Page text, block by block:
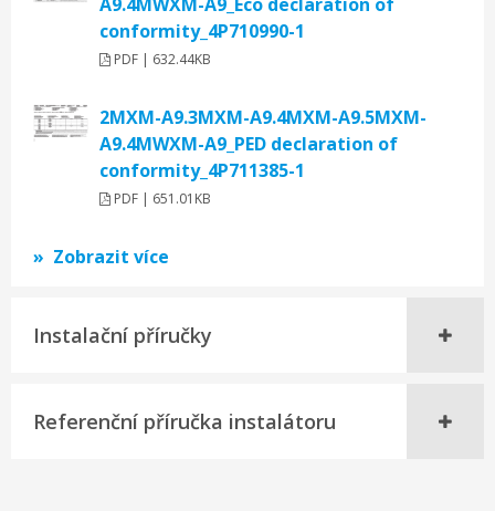
conformity_4P710990-1
PDF | 632.44KB
2MXM-A9.3MXM-A9.4MXM-A9.5MXM-
A9.4MWXM-A9_PED declaration of
conformity_4P711385-1
PDF | 651.01KB
Zobrazit více
Instalační příručky
Referenční příručka instalátoru